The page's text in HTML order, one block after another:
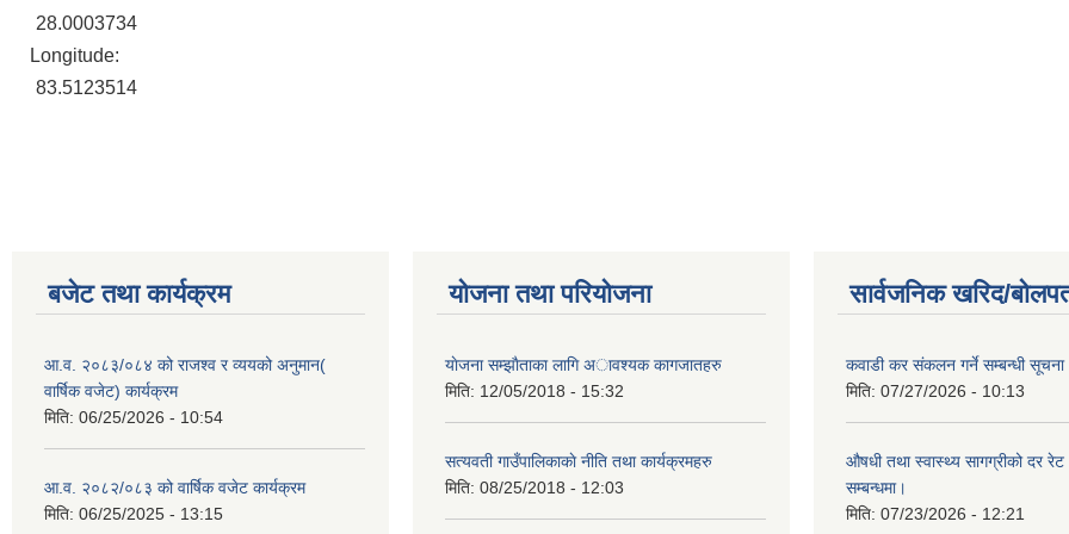
28.0003734
Longitude:
83.5123514
बजेट तथा कार्यक्रम
आ.व. २०८३/०८४ को राजश्व र व्ययको अनुमान(
वार्षिक वजेट) कार्यक्रम
मिति: 06/25/2026 - 10:54
आ.व. २०८२/०८३ को वार्षिक वजेट कार्यक्रम
मिति: 06/25/2025 - 13:15
योजना तथा परियोजना
याेजना सम्झाैताका लागि अावश्यक कागजातहरु
मिति: 12/05/2018 - 15:32
सत्यवती गाउँपालिकाकाे नीति तथा कार्यक्रमहरु
मिति: 08/25/2018 - 12:03
सार्वजनिक खरिद/
कवाडी कर संकलन गर्ने सम्बन्धी
मिति: 07/27/2026 - 10:13
औषधी तथा स्वास्थ्य सागग्रीको दर
सम्बन्धमा।
मिति: 07/23/2026 - 12:21